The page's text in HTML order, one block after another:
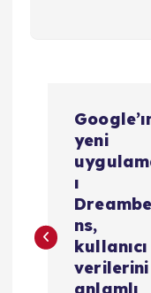
ı
yeni
ı
ns,
kullanıcı
verilerini